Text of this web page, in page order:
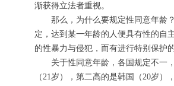
渐获得立法者重视。
那么，为什么要规定性同意年龄
定，达到某一年龄的人便具有性的自
的性暴力与侵犯，而有进行特别保护的
关于性同意年龄，各国规定不一
（21岁），第二高的是韩国（20岁